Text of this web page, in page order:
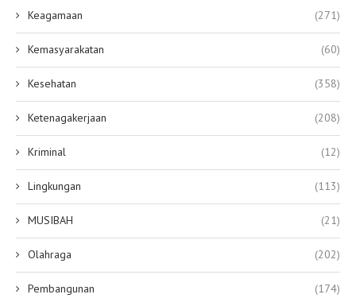
Keagamaan (271)
Kemasyarakatan (60)
Kesehatan (358)
Ketenagakerjaan (208)
Kriminal (12)
Lingkungan (113)
MUSIBAH (21)
Olahraga (202)
Pembangunan (174)